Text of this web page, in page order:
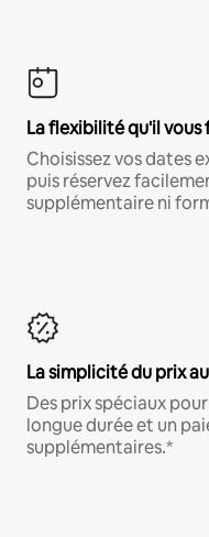
La flexibilité qu'il vous
Choisissez vos dates
puis réservez
supplémentaire ni
La simplicité du prix
Des prix spéciaux
longue durée et un
supplémentaires.*